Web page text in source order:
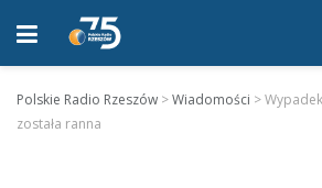
Polskie Radio Rzeszów >Wiadomości >
została ranna